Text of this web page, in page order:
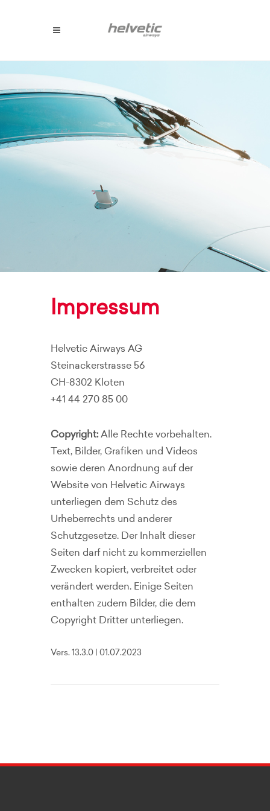
Impressum
Helvetic Airways AG
Steinackerstrasse 56
CH-8302 Kloten
+41 44 270 85 00
Copyright: Alle Rechte vorbehalten.
Text, Bilder, Grafiken und Videos
sowie deren Anordnung auf der
Website von Helvetic Airways
unterliegen dem Schutz des
Urheberrechts und anderer
Schutzgesetze. Der Inhalt dieser
Seiten darf nicht zu kommerziellen
Zwecken kopiert, verbreitet oder
verändert werden. Einige Seiten
enthalten zudem Bilder, die dem
Copyright Dritter unterliegen.
Vers. 13.3.0 | 01.07.2023